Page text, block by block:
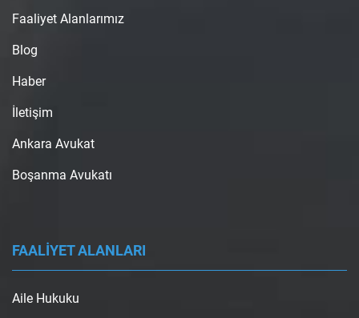
Faaliyet Alanlarımız
Blog
Haber
İletişim
Ankara Avukat
Boşanma Avukatı
FAALİYET ALANLARI
Aile Hukuku